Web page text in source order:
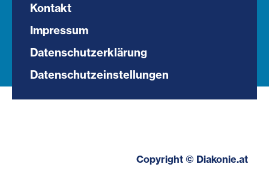
Kontakt
Impressum
Datenschutzerklärung
Datenschutzeinstellungen
Copyright © Diakonie.at